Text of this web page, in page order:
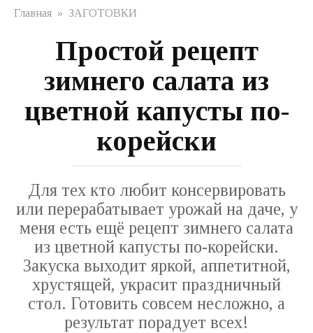
Главная » ЗАГОТОВКИ
Простой рецепт
зимнего салата из
цветной капусты по-
корейски
Для тех кто любит консервировать
или перерабатывает урожай на даче, у
меня есть ещё рецепт зимнего салата
из цветной капусты по-корейски.
Закуска выходит яркой, аппетитной,
хрустящей, украсит праздничный
стол. Готовить совсем несложно, а
результат порадует всех!